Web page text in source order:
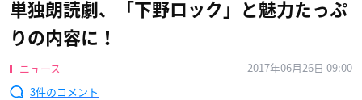
単独朗読劇、「下野ロック」と魅力たっぷ
りの内容に！
ニュース
2017年06月26日 09:00
3